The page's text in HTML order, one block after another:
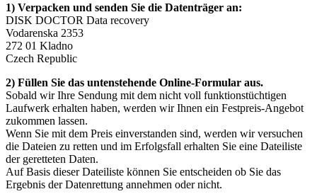
1) Verpacken und senden Sie die Datenträger an:
DISK DOCTOR Data recovery
Vodarenska 2353
272 01 Kladno
Czech Republic
2) Füllen Sie das untenstehende Online-Formular aus.
Sobald wir Ihre Sendung mit dem nicht voll funktionstüchtigen
Laufwerk erhalten haben, werden wir Ihnen ein Festpreis-Angebot
zukommen lassen.
Wenn Sie mit dem Preis einverstanden sind, werden wir versuchen
die Dateien zu retten und im Erfolgsfall erhalten Sie eine Dateiliste
der geretteten Daten.
Auf Basis dieser Dateiliste können Sie entscheiden ob Sie das
Ergebnis der Datenrettung annehmen oder nicht.